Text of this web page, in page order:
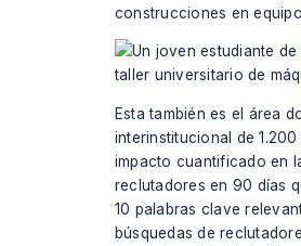
construcciones en
Esta también es el área
interinstitucional de
impacto cuantificado en
reclutadores en 90 días
10 palabras clave
búsquedas de